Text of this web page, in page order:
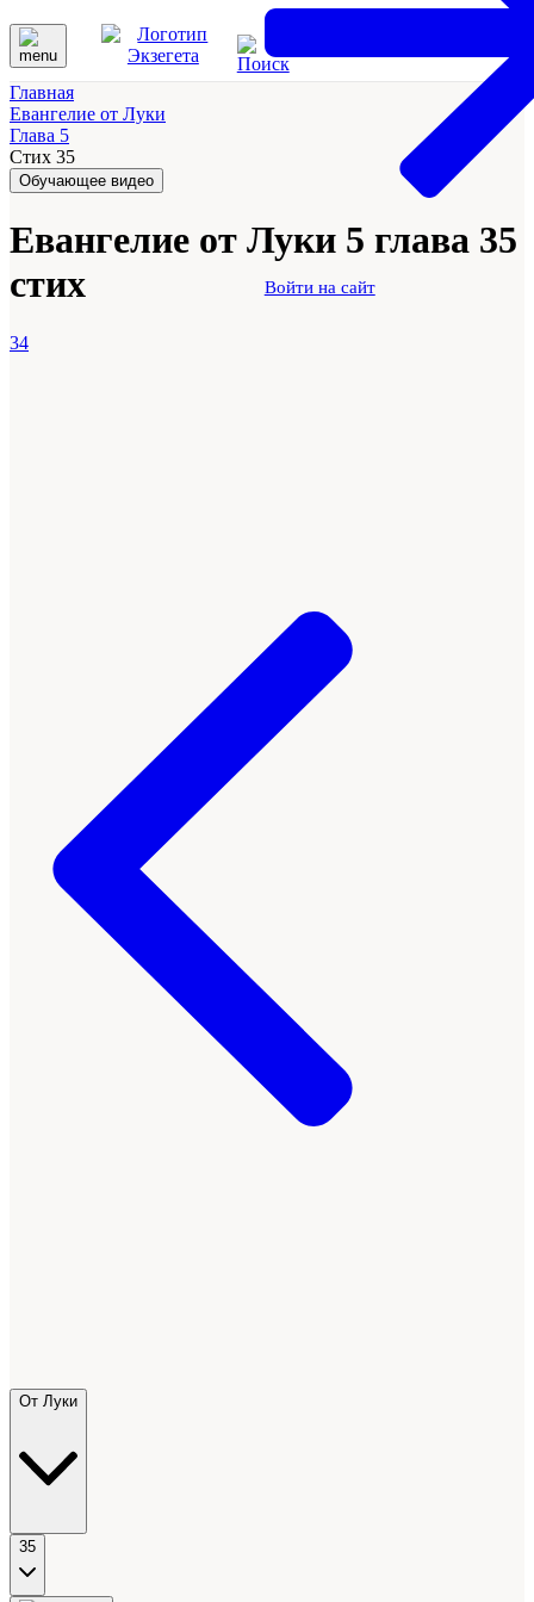
Войти на сайт
Главная
Евангелие от Луки
Глава 5
Стих 35
Обучающее видео
Евангелие от Луки 5 глава 35
стих
34
От Луки
35